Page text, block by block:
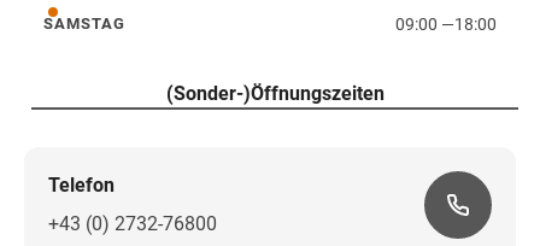
Samstag
SAMSTAG 09:00 —18:00
(Sonder-)Öffnungszeiten
Telefon
+43 (0) 2732-76800